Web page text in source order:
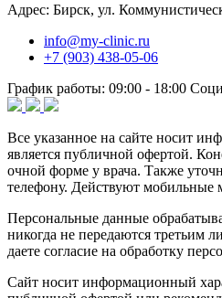
Адрес: Бирск, ул.
info@my-clinic.ru
+7 (903) 438-05-06
График работы: 09:00 - 18:00
Все указанное на сайте носит
является публичной офертой.
очной форме у врача. Также
телефону. Действуют мобильные
Персональные данные
никогда не передаются третьим
даете согласие на обработку
Сайт носит информационный